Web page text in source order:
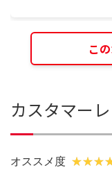
こ
カスタマー
オススメ度